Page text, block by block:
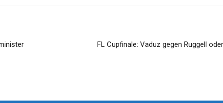
FL Cupfinale: Vaduz gegen Ruggell